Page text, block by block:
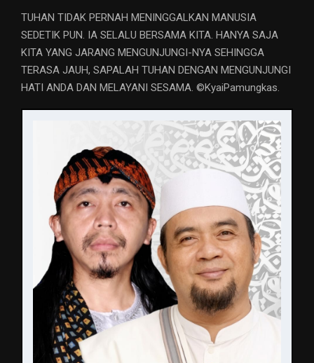
TUHAN TIDAK PERNAH MENINGGALKAN MANUSIA
SEDETIK PUN. IA SELALU BERSAMA KITA. HANYA SAJA
KITA YANG JARANG MENGUNJUNGI-NYA SEHINGGA
TERASA JAUH, SAPALAH TUHAN DENGAN MENGUNJUNGI
HATI ANDA DAN MELAYANI SESAMA. ©️KyaiPamungkas.